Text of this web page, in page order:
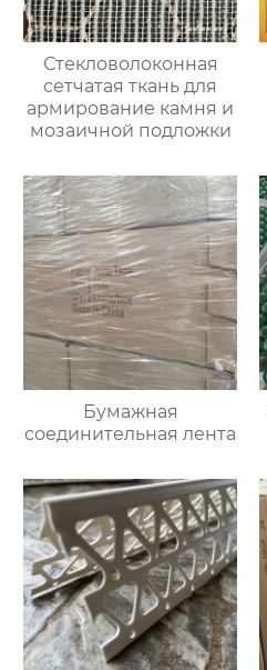
Стекловолоконная
сетчатая ткань для
армирование камня и
мозаичной подложки
Бумажная
соединительная лента